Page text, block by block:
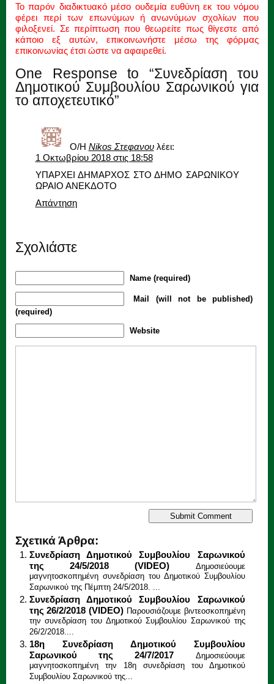
Το παρόν διαδικτυακό μέσο ουδεμία ευθύνη εκ του νόμου
φέρει περί των επωνύμων ή ανωνύμων σχολίων που
φιλοξενεί. Σε περίπτωση που θεωρείτε πως θίγεστε από
κάποιο εξ αυτών, επικοινωνήστε μέσω της φόρμας
επικοινωνίας έτσι ώστε να αφαιρεθεί.
One Response to “Συνεδρίαση του
Δημοτικού Συμβουλίου Σαρωνικού για
το αποχετευτικό”
Ο/Η Nikos Στεφανου λέει:
1 Οκτωβρίου 2018 στις 18:58
ΥΠΑΡΧΕΙ ΔΗΜΑΡΧΟΣ ΣΤΟ ΔΗΜΟ ΣΑΡΩΝΙΚΟΥ
ΩΡΑΙΟ ΑΝΕΚΔΟΤΟ
Απάντηση
Σχολιάστε
Name (required)
Mail (will not be published)
(required)
Website
Σχετικά Άρθρα:
Συνεδρίαση Δημοτικού Συμβουλίου Σαρωνικού
της 24/5/2018 (VIDEO)
Δημοσιεύουμε
μαγνητοσκοπημένη συνεδρίαση του Δημοτικού Συμβουλίου
Σαρωνικού της Πέμπτη 24/5/2018. ...
Συνεδρίαση Δημοτικού Συμβουλίου Σαρωνικού
της 26/2/2018 (VIDEO)
Παρουσιάζουμε βιντεοσκοπημένη
την συνεδρίαση του Δημοτικού Συμβουλίου Σαρωνικού της
26/2/2018....
18η Συνεδρίαση Δημοτικού Συμβουλίου
Σαρωνικού της 24/7/2017
Δημοσιεύουμε
μαγνητοσκοπημένη την 18η συνεδρίαση του Δημοτικού
Συμβουλίου Σαρωνικού της...